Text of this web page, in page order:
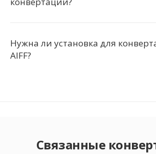
Нужна ли установка для
AIFF?
Связанные